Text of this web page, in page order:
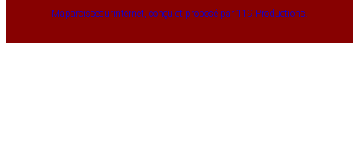
Maparoissesurinternet, conçu et proposé par 119 Productions.